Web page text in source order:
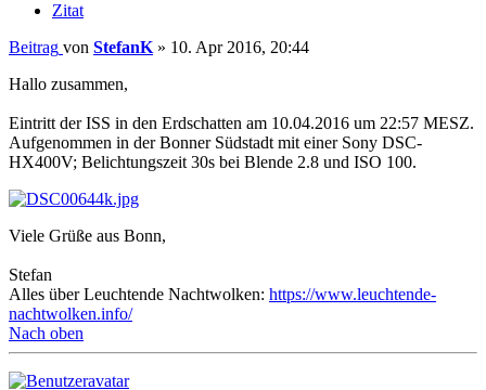
Zitat
Beitrag von StefanK» 10. Apr 2016, 20:44
Hallo zusammen,
Eintritt der ISS in den Erdschatten am 10.04.2016 um 22:57 MESZ.
Aufgenommen in der Bonner Südstadt mit einer Sony DSC-
HX400V; Belichtungszeit 30s bei Blende 2.8 und ISO 100.
Viele Grüße aus Bonn,
Stefan
Alles über Leuchtende Nachtwolken: https://www.leuchtende-
nachtwolken.info/
Nach oben